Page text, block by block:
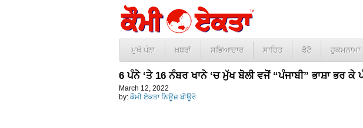
ਮੁਖੱ ਪੰਨਾ ਖ਼ਬਰਾਂ ਸਭਿਆਚਾਰ ਸਾਹਿਤ ਫੋਟੋ ਹੁਕਮਨਾਮਾ
6 ਪੰਨੇ ‘ਤੇ 16 ਨੰਬਰ ਖਾਨੇ ‘ਚ ਮੁੱਖ ਬੋਲੀ ਵਜੋਂ “ਪੰਜਾਬੀ” ਭਾਸ਼ਾ ਭਰ
March 12, 2022
by: ਕੌਮੀ ਏਕਤਾ ਨਿਊਜ਼ ਬੀਊਰੋ